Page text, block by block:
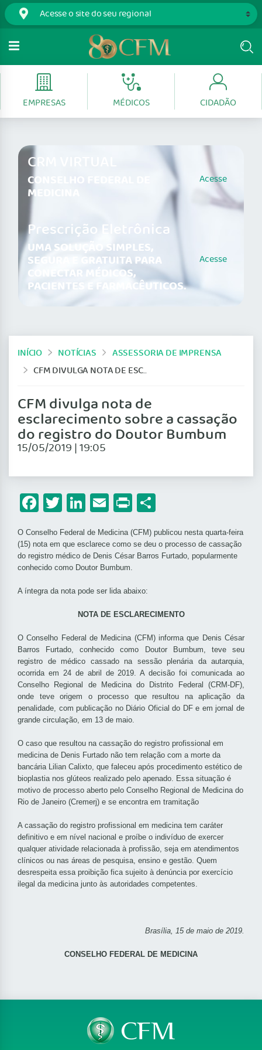
EMPRESAS MÉDICOS CIDADÃO
CRM VIRTUAL
CONSELHO FEDERAL DE
MEDICINA
Acesse
Prescrição Eletrônica
UMA SOLUÇÃO SIMPLES,
SEGURA E GRATUITA PARA
CONECTAR MÉDICOS,
PACIENTES E FARMACÊUTICOS.
Acesse
INÍCIO NOTÍCIAS
ASSESSORIA DE IMPRENSA
CFM DIVULGA NOTA DE ESCLARECIMENTO SOBRE A CASSAÇÃO DO REGISTRO DO DOUTOR BUMBUM
CFM divulga nota de
esclarecimento sobre a cassação
do registro do Doutor Bumbum
15/05/2019 | 19:05
Facebook
Twitter
LinkedIn
Email
Print
O Conselho Federal de Medicina (CFM) publicou nesta quarta-feira
(15) nota em que esclarece como se deu o processo de cassação
do registro médico de Denis César Barros Furtado, popularmente
conhecido como Doutor Bumbum.
A íntegra da nota pode ser lida abaixo:
NOTA DE ESCLARECIMENTO
O Conselho Federal de Medicina (CFM) informa que Denis César
Barros Furtado, conhecido como Doutor Bumbum, teve seu
registro de médico cassado na sessão plenária da autarquia,
ocorrida em 24 de abril de 2019. A decisão foi comunicada ao
Conselho Regional de Medicina do Distrito Federal (CRM-DF),
onde teve origem o processo que resultou na aplicação da
penalidade, com publicação no Diário Oficial do DF e em jornal de
grande circulação, em 13 de maio.
O caso que resultou na cassação do registro profissional em
medicina de Denis Furtado não tem relação com a morte da
bancária Lilian Calixto, que faleceu após procedimento estético de
bioplastia nos glúteos realizado pelo apenado. Essa situação é
motivo de processo aberto pelo Conselho Regional de Medicina do
Rio de Janeiro (Cremerj) e se encontra em tramitação
A cassação do registro profissional em medicina tem caráter
definitivo e em nível nacional e proíbe o indivíduo de exercer
qualquer atividade relacionada à profissão, seja em atendimentos
clínicos ou nas áreas de pesquisa, ensino e gestão. Quem
desrespeita essa proibição fica sujeito à denúncia por exercício
ilegal da medicina junto às autoridades competentes.
Brasília, 15 de maio de 2019.
CONSELHO FEDERAL DE MEDICINA